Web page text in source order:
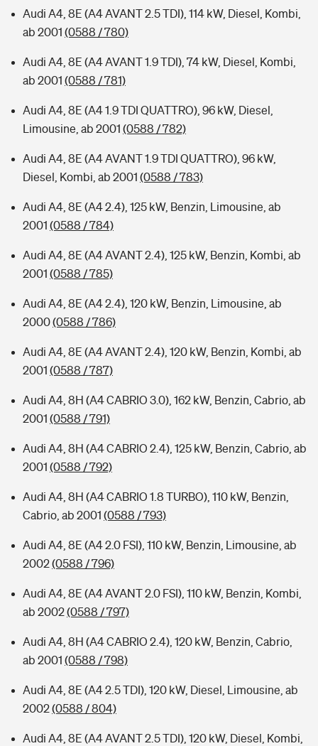
Audi A4, 8E (A4 AVANT 2.5 TDI), 114 kW, Diesel, Kombi,
ab 2001 (0588 / 780)
Audi A4, 8E (A4 AVANT 1.9 TDI), 74 kW, Diesel, Kombi,
ab 2001 (0588 / 781)
Audi A4, 8E (A4 1.9 TDI QUATTRO), 96 kW, Diesel,
Limousine, ab 2001 (0588 / 782)
Audi A4, 8E (A4 AVANT 1.9 TDI QUATTRO), 96 kW,
Diesel, Kombi, ab 2001 (0588 / 783)
Audi A4, 8E (A4 2.4), 125 kW, Benzin, Limousine, ab
2001 (0588 / 784)
Audi A4, 8E (A4 AVANT 2.4), 125 kW, Benzin, Kombi, ab
2001 (0588 / 785)
Audi A4, 8E (A4 2.4), 120 kW, Benzin, Limousine, ab
2000(0588 / 786)
Audi A4, 8E (A4 AVANT 2.4), 120 kW, Benzin, Kombi, ab
2001 (0588 / 787)
Audi A4, 8H (A4 CABRIO 3.0), 162 kW, Benzin, Cabrio, ab
2001 (0588 / 791)
Audi A4, 8H (A4 CABRIO 2.4), 125 kW, Benzin, Cabrio, ab
2001 (0588 / 792)
Audi A4, 8H (A4 CABRIO 1.8 TURBO), 110 kW, Benzin,
Cabrio, ab 2001 (0588 / 793)
Audi A4, 8E (A4 2.0 FSI), 110 kW, Benzin, Limousine, ab
2002(0588 / 796)
Audi A4, 8E (A4 AVANT 2.0 FSI), 110 kW, Benzin, Kombi,
ab 2002(0588 / 797)
Audi A4, 8H (A4 CABRIO 2.4), 120 kW, Benzin, Cabrio,
ab 2001 (0588 / 798)
Audi A4, 8E (A4 2.5 TDI), 120 kW, Diesel, Limousine, ab
2002(0588 / 804)
Audi A4, 8E (A4 AVANT 2.5 TDI), 120 kW, Diesel, Kombi,